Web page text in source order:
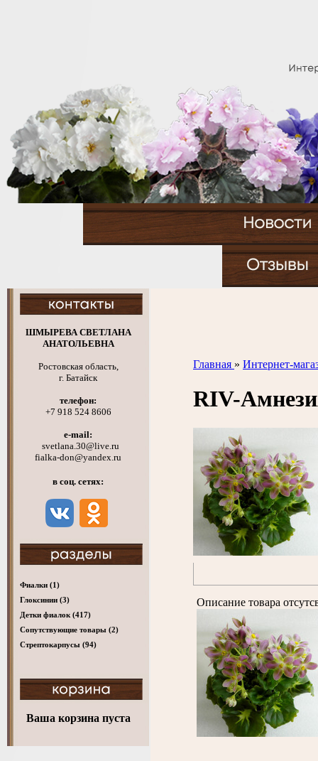
ШМЫРЕВА СВЕТЛАНА
АНАТОЛЬЕВНА
Ростовская область,
г. Батайск
телефон:
+7 918 524 8606
e-mail:
svetlana.30@live.ru
fialka-don@yandex.ru
в соц. сетях:
Фиалки (1)
Глоксинии (3)
Детки фиалок (417)
Cопутствующие товары (2)
Стрептокарпусы (94)
Ваша корзина пуста
Главная » Интернет-
RIV-
Описание товара